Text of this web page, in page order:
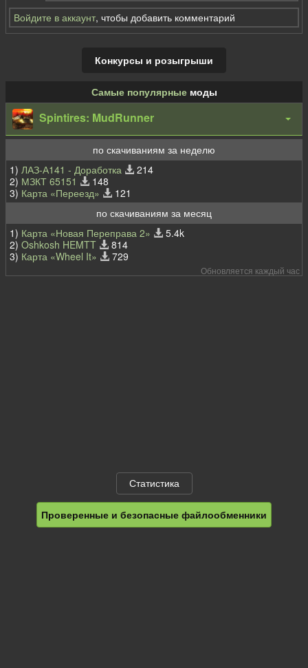
Войдите в аккаунт, чтобы добавить комментарий
Конкурсы и розыгрыши
Самые популярныемоды
Spintires: MudRunner
по скачиваниям за неделю
1) ЛАЗ-А141 - Доработка
214
2) МЗКТ 65151
148
3) Карта «Переезд»
121
по скачиваниям за месяц
1) Карта «Новая Переправа 2»
5.4k
2) Oshkosh HEMTT
814
3) Карта «Wheel It» 729
Обновляется каждый час
Статистика
Проверенные и безопасные файлообменники